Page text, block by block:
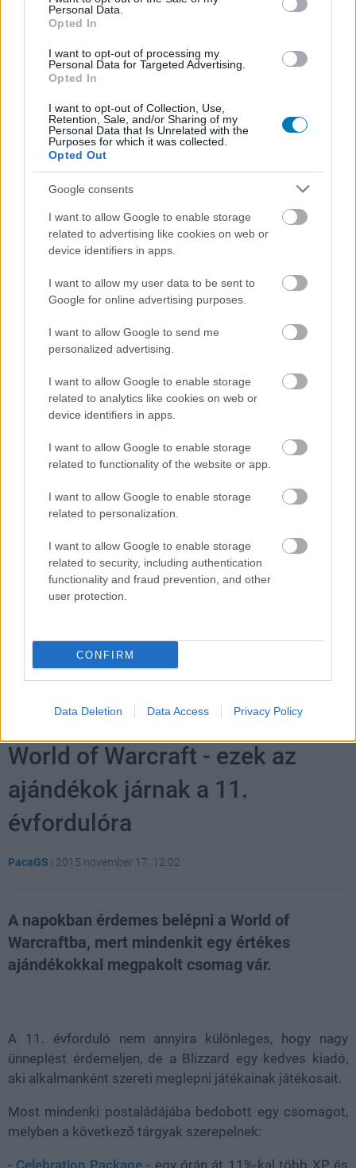
Personal Data.
Opted In
I want to opt-out of processing my
Personal Data for Targeted Advertising.
Opted In
I want to opt-out of Collection, Use,
Retention, Sale, and/or Sharing of my
Personal Data that Is Unrelated with the
Purposes for which it was collected.
Opted Out
Google consents
I want to allow Google to enable storage
related to advertising like cookies on web or
device identifiers in apps.
I want to allow my user data to be sent to
Google for online advertising purposes.
I want to allow Google to send me
personalized advertising.
I want to allow Google to enable storage
related to analytics like cookies on web or
device identifiers in apps.
I want to allow Google to enable storage
related to functionality of the website or app.
I want to allow Google to enable storage
related to personalization.
I want to allow Google to enable storage
related to security, including authentication
functionality and fraud prevention, and other
user protection.
CONFIRM
Data Deletion Data Access Privacy Policy
kiválasztott - Befejező rész
Az Éhezők Viadala: A kiválasztott - Befejező rész, A Kis
Herceg, A keresés, Újra együtt, A tengernél, Fák jú
bérgyilkos, Macbeth
007, avagy a baltaarcú "James Blondie", James
Bond 25
Filmklasszikus:Dr. No
A FilmMagazin novemberi számát egy héttel
olvashatod, mint bárhol máshol
érkező 2015/11-es
GameStar magazint és a GameStar Plus aktuális havi
kódját aktiválod a
megfelelő oldalon
kívánunk hozzá!
Nagyszabású finálé: A Smash by Meló-Diák
strandröplabda sorozat utolsó fordulója
Balatonalmádiban zárul a Smash by Meló-Diák nyári
sorozata.
#gamestar plus #filmmagazin
#gsplus
#filmek
#az éhezők viadala: a kiválasztott
#spectre
#james bond
World of Warcraft - ezek az
ajándékok járnak a 11.
évfordulóra
PacaGS | 2015 november 17. 12:02
A napokban érdemes belépni a World of
Warcraftba, mert mindenkit egy értékes
ajándékokkal megpakolt csomag vár.
A 11. évforduló nem annyira különleges, hogy nagy
ünneplést érdemeljen, de a Blizzard egy kedves kiadó,
aki alkalmanként szereti meglepni játékainak játékosait.
Most mindenki postaládájába bedobott egy csomagot,
melyben a következő tárgyak szerepelnek:
- Celebration Package- egy órán át 11%-kal több XP és